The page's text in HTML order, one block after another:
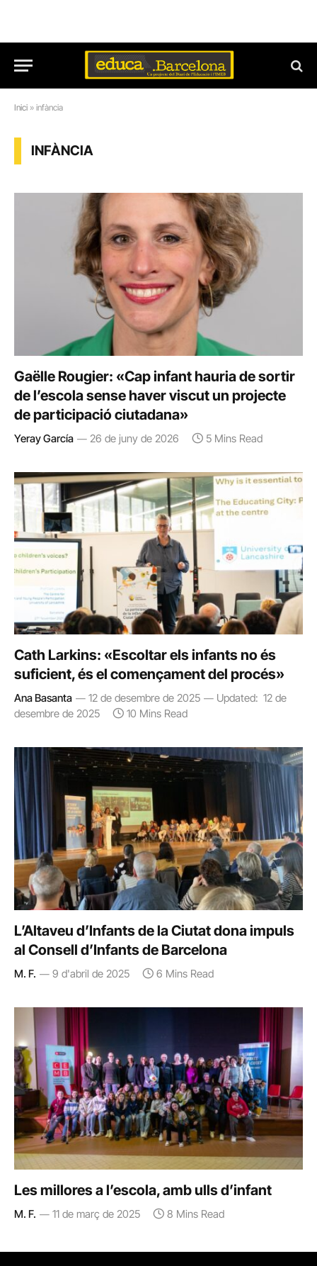
Inici » infància
INFÀNCIA
Gaëlle Rougier: «Cap infant hauria de sortir
de l’escola sense haver viscut un projecte
de participació ciutadana»
Yeray García 26 de juny de 2026 5 Mins Read
Cath Larkins: «Escoltar els infants no és
suficient, és el començament del procés»
Ana Basanta 12 de desembre de 2025 Updated: 12 de
desembre de 2025
10 Mins Read
L’Altaveu d’Infants de la Ciutat dona impuls
al Consell d’Infants de Barcelona
M. F. 9 d'abril de 2025 6 Mins Read
Les millores a l’escola, amb ulls d’infant
M. F. 11 de març de 2025 8 Mins Read